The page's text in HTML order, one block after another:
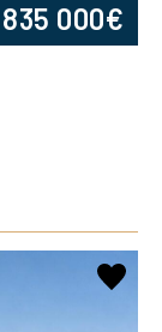
835 000€